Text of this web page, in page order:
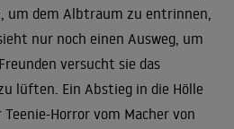
um dem Albtraum zu entrinnen,
nur noch einen Ausweg, um
versucht sie das
lüften. Ein Abstieg in die Hölle
Horror vom Macher von